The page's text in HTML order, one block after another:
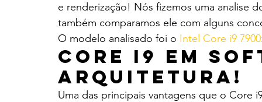
e renderização! Nós fizemos uma analise
também comparamos ele com alguns
O modelo analisado foi o Intel Core i9
Core i9 em
Arquitetura!
Uma das principais vantagens que o